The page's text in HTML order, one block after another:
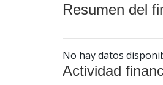
Resumen del
No hay datos
Actividad